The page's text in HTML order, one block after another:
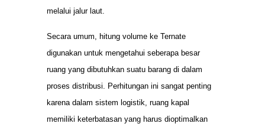
melalui jalur laut.
Secara umum, hitung volume ke Ternate
digunakan untuk mengetahui seberapa besar
ruang yang dibutuhkan suatu barang di dalam
proses distribusi. Perhitungan ini sangat penting
karena dalam sistem logistik, ruang kapal
memiliki keterbatasan yang harus dioptimalkan